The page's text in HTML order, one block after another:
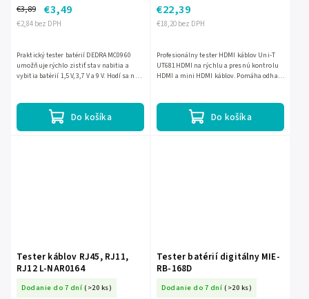
€2,84 bez DPH
€3,89 €3,49
Do košíka
Praktický tester batérií DEDRA MC0960
umožňuje rýchlo zistiť stav nabitia a
vybitia batérií 1,5 V, 3,7 V a 9 V. Hodí sa na
€18,20 bez DPH
€22,39
Do košíka
Profesionálny tester HDMI káblov Uni-T
UT681HDMI na rýchlu a presnú kontrolu
HDMI a mini HDMI káblov. Pomáha odhaliť
Tester káblov RJ45, RJ11,
RJ12 L-NAR0164
Dodanie do 7 dní (>20 ks)
Tester batérií digitálny MIE-
RB-168D
Dodanie do 7 dní (>20 ks)